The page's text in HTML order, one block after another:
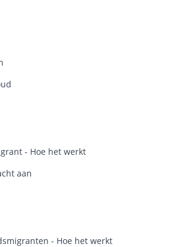
- Hoe het werkt
aan
- Hoe het werkt